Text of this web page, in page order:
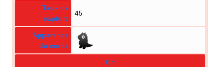
Taux de
capture
45
Apparence
du corps
Cri